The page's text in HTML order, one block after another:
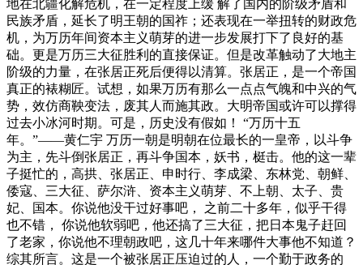
地在北疆化解危机，在一定程度上缓 解了国内的阶级矛盾和
民族矛盾，延长了明王朝的国祚；还表现在一举扭转的财政危
机，为万历年间资本主义萌芽的进一步发展打下了良好的基
础。更是万历三大征胜利的直接保证。但是改革触动了大地主
阶级的力量，在张居正死后便得以清算。张居正，是一个帝国
真正的裱糊匠。试想，如果万历有那么一点点气魄和中兴的气
势，效仿商鞅变法，废其人而施其政。大明帝国或许可以撑得
过去小冰河时期。可是，历史没有假如！ “万历十五
年。”——黄仁宇 万历一朝是明朝在位最长的一皇帝，以斗争
为主，先斗倒张居正，再斗争国本，妖书，梃击。他的这一辈
子挺忙的，高拱、张居正、申时行、李成梁、东林党、朝鲜、
倭寇、三大征、萨尔浒、资本主义萌芽、不上朝、太子、贵
妃、国本。你说他没干过好事吧， 之前二十多年，似乎干得
也不错， 你说他软弱吧，他还搞了三大征，把日本鬼子赶回
了老家，你说他不理朝政吧，这几十年来哪件大事他不知道？
综其所言。这是一个被张居正压迫过的人，一个勤于政务的